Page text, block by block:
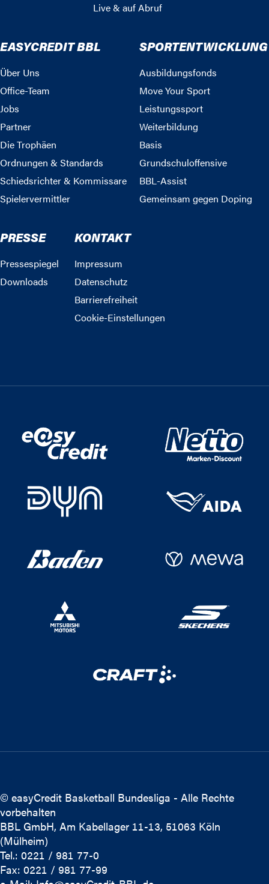
Live & auf Abruf
EASYCREDIT BBL
Über Uns
Office-Team
Jobs
Partner
Die Trophäen
Ordnungen & Standards
Schiedsrichter & Kommissare
Spielervermittler
SPORTENTWICKLUNG
Ausbildungsfonds
Move Your Sport
Leistungssport
Weiterbildung
Basis
Grundschuloffensive
BBL-Assist
Gemeinsam gegen Doping
PRESSE
Pressespiegel
Downloads
KONTAKT
Impressum
Datenschutz
Barrierefreiheit
Cookie-Einstellungen
© easyCredit Basketball Bundesliga - Alle Rechte
vorbehalten
BBL GmbH, Am Kabellager 11-13, 51063 Köln
(Mülheim)
Tel.: 0221 / 981 77-0
Fax: 0221 / 981 77-99